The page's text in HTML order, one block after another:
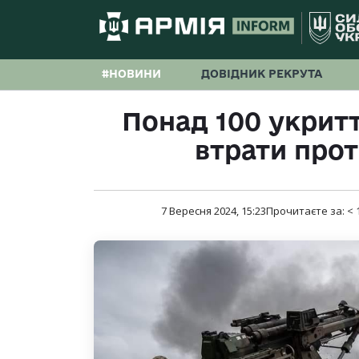
#НОВИНИ ДОВІДНИК РЕКРУТА
Понад 100
втрати
7 Вересня 2024, 15:23Прочитаєте за: <